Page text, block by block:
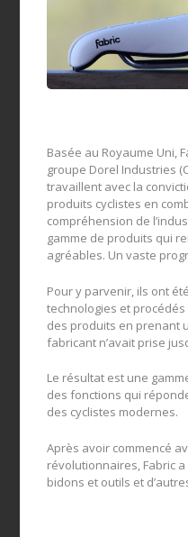
Basée au Royaume Uni,
groupe Dorel Industries
travaillent avec la
produits cyclistes en
compréhension de
gamme de produits qui
agréables. Un vaste
Pour y parvenir, ils ont
technologies et
des produits en prenant
fabricant n’avait prise
Le résultat est une
des fonctions qui
des cyclistes modernes.
Après avoir commencé
révolutionnaires, Fabric
bidons et outils et